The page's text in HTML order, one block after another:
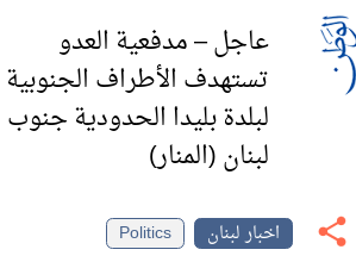
عاجل – مدفعية العدو
تستهدف الأطراف الجنوبية
لبلدة بليدا الحدودية جنوب
لبنان (المنار)
اخبار لبنان
Politics